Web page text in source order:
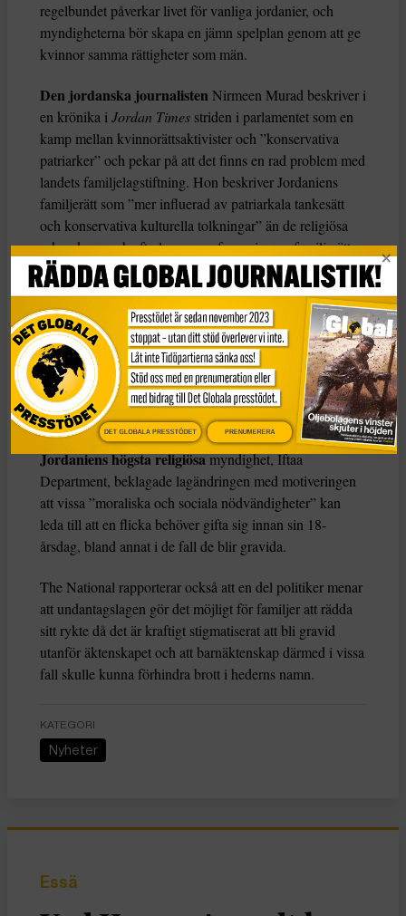
regelbundet påverkar livet för vanliga jordanier, och
myndigheterna bör skapa en jämn spelplan genom att ge
kvinnor samma rättigheter som män.
Den jordanska journalisten Nirmeen Murad beskriver i
en krönika iJordan Times striden i parlamentet som en
kamp mellan kvinnorättsaktivister och ”konservativa
patriarker” och pekar på att det finns en rad problem med
landets familjelagstiftning. Hon beskriver Jordaniens
familjerätt som ”mer influerad av patriarkala tankesätt
och konservativa kulturella tolkningar” än de religiösa
urkunderna och efterlyser en reformering av familjerätten
i linje med Marockos.
Marocko reformerade sin familjelagstiftning,
Moudawana, 2004 vilket bland annat innebar att gränsen
för giftermål höjdes från 15 år till 18 år. Även i Marocko
finns dock undantag som tillåter barnäktenskap i vissa
fall och kvinnorättsaktivister där försöker nu få till stånd
nya reformer av familjerätten.
Jordaniens högsta religiösamyndighet, Iftaa
Department, beklagade lagändringen med motiveringen
att vissa ”moraliska och sociala nödvändigheter” kan
leda till att en flicka behöver gifta sig innan sin 18-
årsdag, bland annat i de fall de blir gravida.
The National rapporterar också att en del politiker menar
att undantagslagen gör det möjligt för familjer att rädda
sitt rykte då det är kraftigt stigmatiserat att bli gravid
utanför äktenskapet och att barnäktenskap därmed i vissa
fall skulle kunna förhindra brott i hederns namn.
KATEGORI
Nyheter
Essä
DET GLOBALA PRESSTÖDET PRENUMERERA